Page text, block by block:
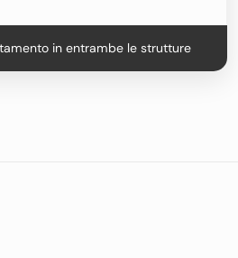
in entrambe le strutture